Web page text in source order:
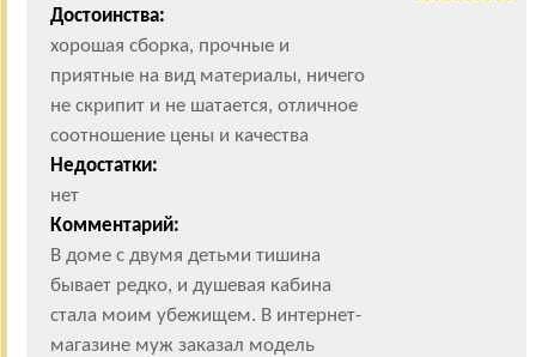
Достоинства:
хорошая сборка, прочные и
приятные на вид материалы, ничего
не скрипит и не шатается, отличное
соотношение цены и качества
Недостатки:
нет
Комментарий:
В доме с двумя детьми тишина
бывает редко, и душевая кабина
стала моим убежищем. В интернет-
магазине муж заказал модель